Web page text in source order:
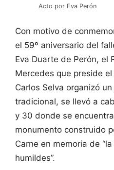
Acto por Eva Perón
Con motivo de
el 59º aniversario del
Eva Duarte de Perón, el
Mercedes que preside
Carlos Selva organizó
tradicional, se llevó a
y 30 donde se
monumento construido
Carne en memoria de
humildes”.